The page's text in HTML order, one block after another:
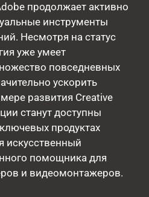
продолжает активно
инструменты
Несмотря на статус
уже умеет
повседневных
ускорить
развития Creative
станут доступны
продуктах
искусственный
помощника для
и видеомонтажеров.